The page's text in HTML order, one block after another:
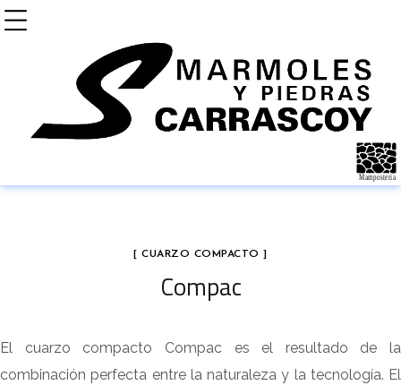
[ CUARZO COMPACTO ]
Compac
El cuarzo compacto Compac es el resultado de la
combinación perfecta entre la naturaleza y la tecnología. El